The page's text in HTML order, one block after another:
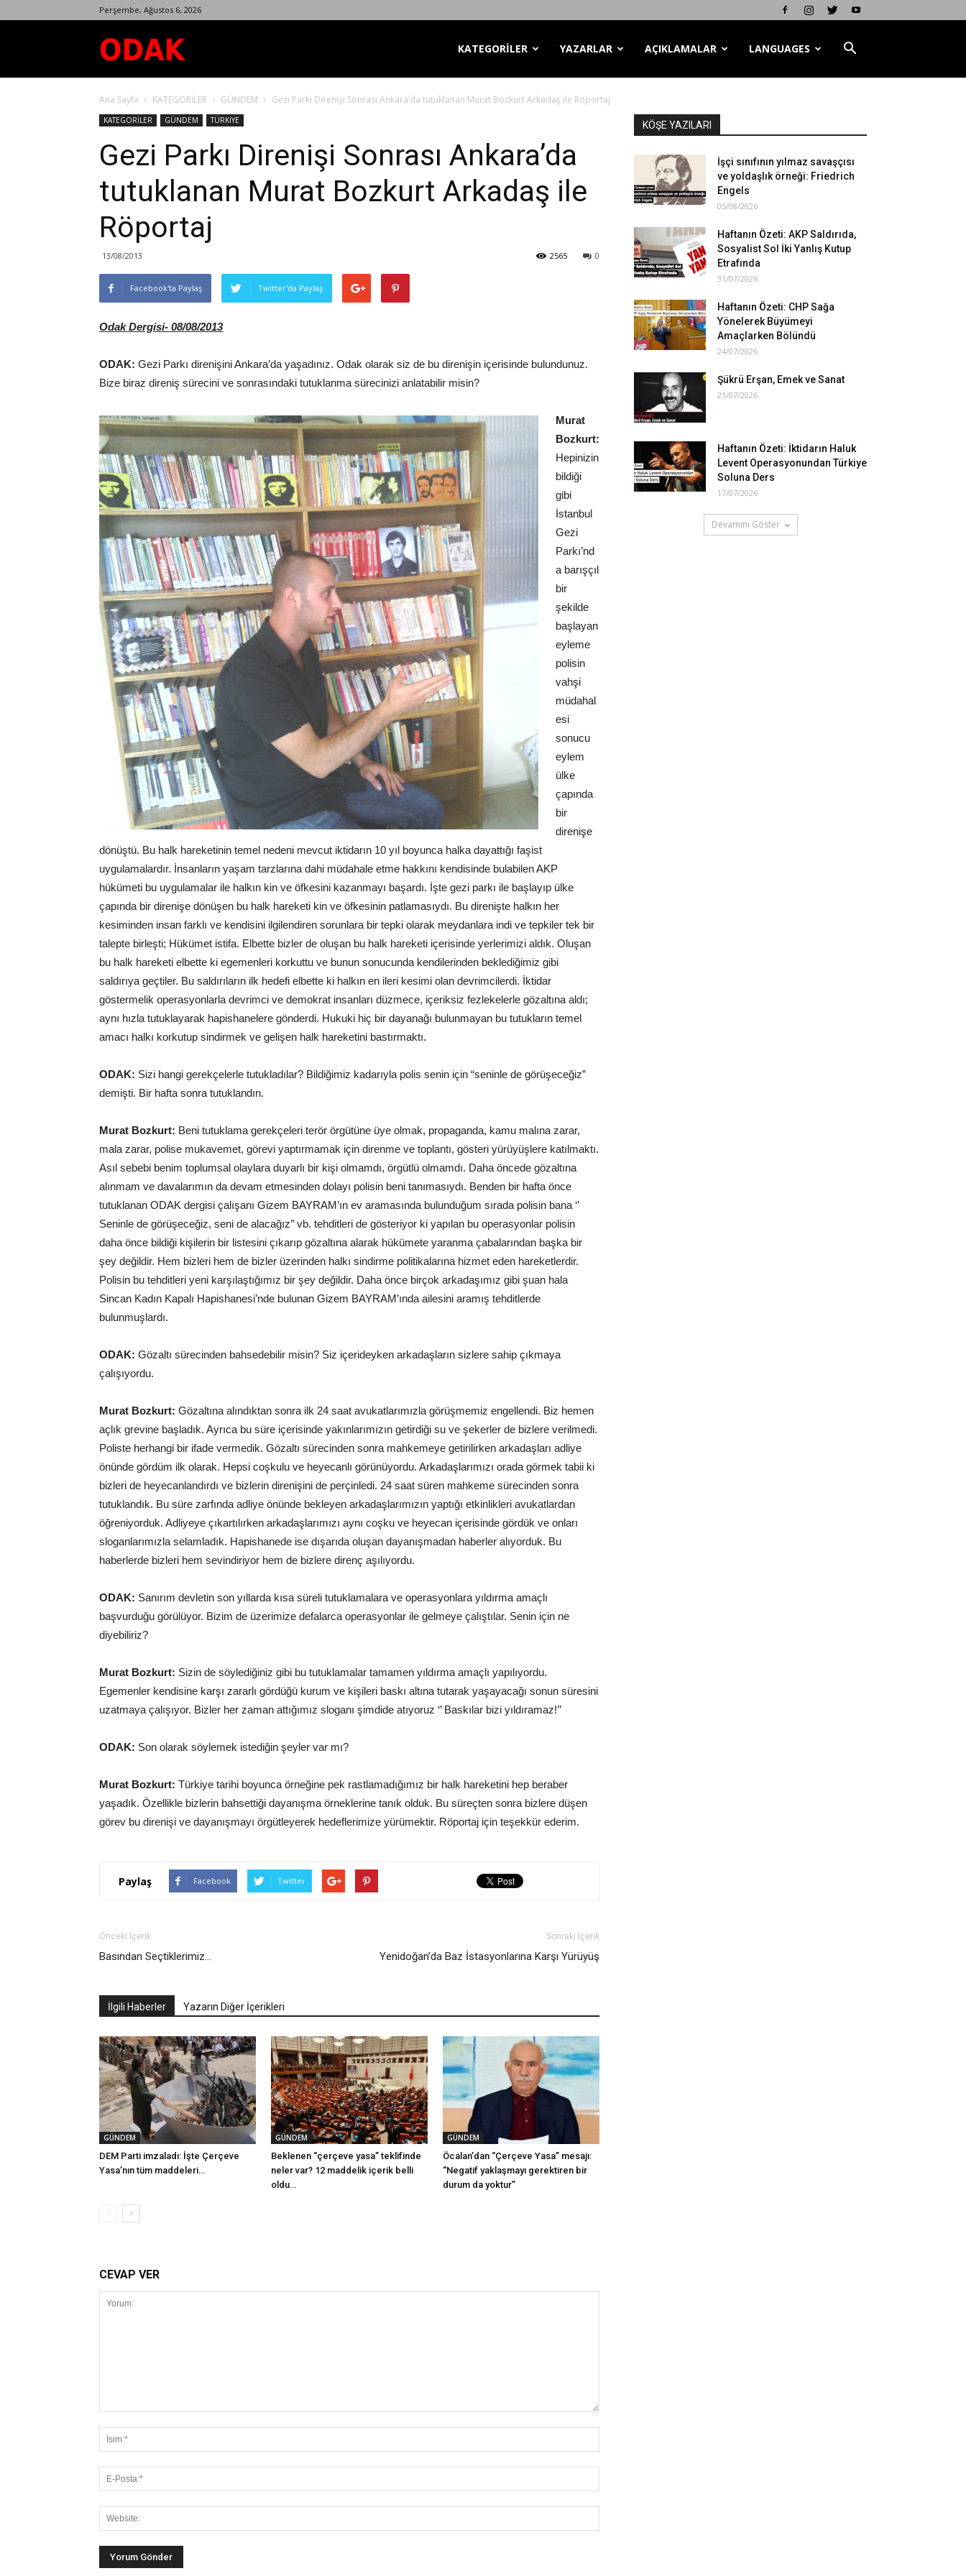
Perşembe, Ağustos 6, 2026
Dergisi
KATEGORİLER YAZARLAR AÇIKLAMALAR LANGUAGES
Ana Sayfa KATEGORİLER GÜNDEM Gezi Parkı Direnişi Sonrası Ankara’da tutuklanan Murat Bozkurt Arkadaş ile Röportaj
KATEGORİLER GÜNDEM TÜRKİYE
Gezi Parkı Direnişi Sonrası Ankara’da
tutuklanan Murat Bozkurt Arkadaş ile
Röportaj
13/08/2013 0
2565
Facebook'ta Paylaş Twitter'da Paylaş
Odak Dergisi- 08/08/2013
ODAK: Gezi Parkı direnişini Ankara’da yaşadınız. Odak olarak siz de bu direnişin içerisinde bulundunuz.
Bize biraz direniş sürecini ve sonrasındaki tutuklanma sürecinizi anlatabilir misin?
Murat
Bozkurt:
Hepinizin
bildiği
gibi
İstanbul
Gezi
Parkı’nd
a barışçıl
bir
şekilde
başlayan
eyleme
polisin
vahşi
müdahal
esi
sonucu
eylem
ülke
çapında
bir
direnişe
dönüştü. Bu halk hareketinin temel nedeni mevcut iktidarın 10 yıl boyunca halka dayattığı faşist
uygulamalardır. İnsanların yaşam tarzlarına dahi müdahale etme hakkını kendisinde bulabilen AKP
hükümeti bu uygulamalar ile halkın kin ve öfkesini kazanmayı başardı. İşte gezi parkı ile başlayıp ülke
çapında bir direnişe dönüşen bu halk hareketi kin ve öfkesinin patlamasıydı. Bu direnişte halkın her
kesiminden insan farklı ve kendisini ilgilendiren sorunlara bir tepki olarak meydanlara indi ve tepkiler tek bir
talepte birleşti; Hükümet istifa. Elbette bizler de oluşan bu halk hareketi içerisinde yerlerimizi aldık. Oluşan
bu halk hareketi elbette ki egemenleri korkuttu ve bunun sonucunda kendilerinden beklediğimiz gibi
saldırıya geçtiler. Bu saldırıların ilk hedefi elbette ki halkın en ileri kesimi olan devrimcilerdi. İktidar
göstermelik operasyonlarla devrimci ve demokrat insanları düzmece, içeriksiz fezlekelerle gözaltına aldı;
aynı hızla tutuklayarak hapishanelere gönderdi. Hukuki hiç bir dayanağı bulunmayan bu tutukların temel
amacı halkı korkutup sindirmek ve gelişen halk hareketini bastırmaktı.
ODAK: Sizi hangi gerekçelerle tutukladılar? Bildiğimiz kadarıyla polis senin için “seninle de görüşeceğiz”
demişti. Bir hafta sonra tutuklandın.
Murat Bozkurt: Beni tutuklama gerekçeleri terör örgütüne üye olmak, propaganda, kamu malına zarar,
mala zarar, polise mukavemet, görevi yaptırmamak için direnme ve toplantı, gösteri yürüyüşlere katılmaktı.
Asıl sebebi benim toplumsal olaylara duyarlı bir kişi olmamdı, örgütlü olmamdı. Daha öncede gözaltına
alınmam ve davalarımın da devam etmesinden dolayı polisin beni tanımasıydı. Benden bir hafta önce
tutuklanan ODAK dergisi çalışanı Gizem BAYRAM’ın ev aramasında bulunduğum sırada polisin bana ‘’
Seninle de görüşeceğiz, seni de alacağız’’ vb. tehditleri de gösteriyor ki yapılan bu operasyonlar polisin
daha önce bildiği kişilerin bir listesini çıkarıp gözaltına alarak hükümete yaranma çabalarından başka bir
şey değildir. Hem bizleri hem de bizler üzerinden halkı sindirme politikalarına hizmet eden hareketlerdir.
Polisin bu tehditleri yeni karşılaştığımız bir şey değildir. Daha önce birçok arkadaşımız gibi şuan hala
Sincan Kadın Kapalı Hapishanesi’nde bulunan Gizem BAYRAM’ında ailesini aramış tehditlerde
bulunmuşlardı.
ODAK: Gözaltı sürecinden bahsedebilir misin? Siz içerideyken arkadaşların sizlere sahip çıkmaya
çalışıyordu.
Murat Bozkurt: Gözaltına alındıktan sonra ilk 24 saat avukatlarımızla görüşmemiz engellendi. Biz hemen
açlık grevine başladık. Ayrıca bu süre içerisinde yakınlarımızın getirdiği su ve şekerler de bizlere verilmedi.
Poliste herhangi bir ifade vermedik. Gözaltı sürecinden sonra mahkemeye getirilirken arkadaşları adliye
önünde gördüm ilk olarak. Hepsi coşkulu ve heyecanlı görünüyordu. Arkadaşlarımızı orada görmek tabii ki
bizleri de heyecanlandırdı ve bizlerin direnişini de perçinledi. 24 saat süren mahkeme sürecinden sonra
tutuklandık. Bu süre zarfında adliye önünde bekleyen arkadaşlarımızın yaptığı etkinlikleri avukatlardan
öğreniyorduk. Adliyeye çıkartılırken arkadaşlarımızı aynı coşku ve heyecan içerisinde gördük ve onları
sloganlarımızla selamladık. Hapishanede ise dışarıda oluşan dayanışmadan haberler alıyorduk. Bu
haberlerde bizleri hem sevindiriyor hem de bizlere direnç aşılıyordu.
ODAK: Sanırım devletin son yıllarda kısa süreli tutuklamalara ve operasyonlara yıldırma amaçlı
başvurduğu görülüyor. Bizim de üzerimize defalarca operasyonlar ile gelmeye çalıştılar. Senin için ne
diyebiliriz?
Murat Bozkurt: Sizin de söylediğiniz gibi bu tutuklamalar tamamen yıldırma amaçlı yapılıyordu.
Egemenler kendisine karşı zararlı gördüğü kurum ve kişileri baskı altına tutarak yaşayacağı sonun süresini
uzatmaya çalışıyor. Bizler her zaman attığımız sloganı şimdide atıyoruz ‘’ Baskılar bizi yıldıramaz!’’
ODAK: Son olarak söylemek istediğin şeyler var mı?
Murat Bozkurt: Türkiye tarihi boyunca örneğine pek rastlamadığımız bir halk hareketini hep beraber
yaşadık. Özellikle bizlerin bahsettiği dayanışma örneklerine tanık olduk. Bu süreçten sonra bizlere düşen
görev bu direnişi ve dayanışmayı örgütleyerek hedeflerimize yürümektir. Röportaj için teşekkür ederim.
Paylaş Facebook Twitter
Önceki İçerik
Basından Seçtiklerimiz…
Sonraki İçerik
Yenidoğan’da Baz İstasyonlarına Karşı Yürüyüş
İlgili Haberler Yazarın Diğer İçerikleri
GÜNDEM
DEM Parti imzaladı: İşte Çerçeve
Yasa’nın tüm maddeleri…
GÜNDEM
Beklenen “çerçeve yasa” teklifinde
neler var? 12 maddelik içerik belli
oldu…
GÜNDEM
Öcalan’dan “Çerçeve Yasa” mesajı:
“Negatif yaklaşmayı gerektiren bir
durum da yoktur”
CEVAP VER
KÖŞE YAZILARI
İşçi sınıfının yılmaz savaşçısı
ve yoldaşlık örneği: Friedrich
Engels
05/08/2026
Haftanın Özeti: AKP Saldırıda,
Sosyalist Sol İki Yanlış Kutup
Etrafında
31/07/2026
Haftanın Özeti: CHP Sağa
Yönelerek Büyümeyi
Amaçlarken Bölündü
24/07/2026
Şükrü Erşan, Emek ve Sanat
21/07/2026
Haftanın Özeti: İktidarın Haluk
Levent Operasyonundan Türkiye
Soluna Ders
17/07/2026
Devamını Göster